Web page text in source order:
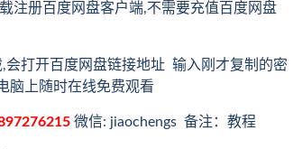
注册百度网盘客户端,不需要充值百度网盘
打开百度网盘链接地址 输入刚才复制的密
脑上随时在线免费观看
微信: jiaochengs 备注：教程